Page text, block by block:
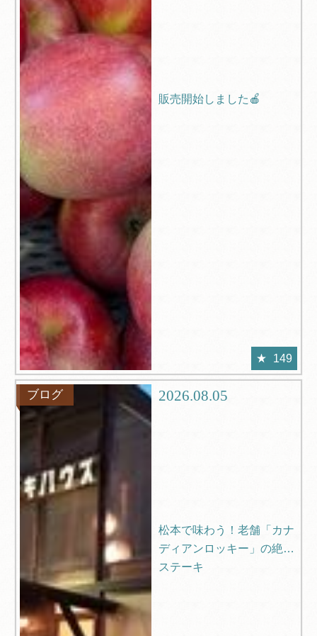
販売開始しました🍎
149
ブログ 2026.08.05
松本で味わう！老舗「カナ
ディアンロッキー」の絶品
ステーキ